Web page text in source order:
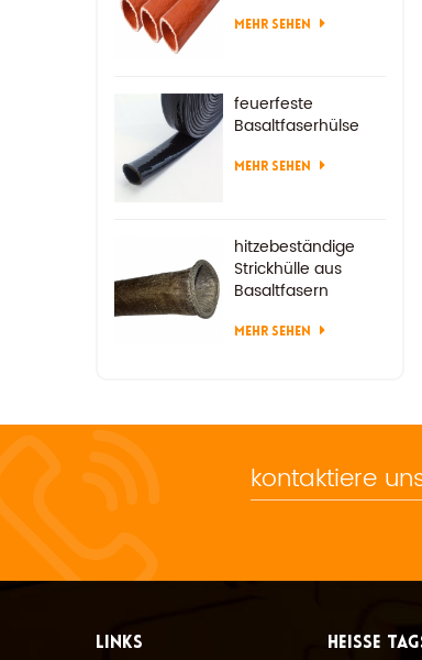
MEHR SEHEN
feuerfeste
Basaltfaserhülse
MEHR SEHEN
hitzebeständige
Strickhülle aus
Basaltfasern
MEHR SEHEN
kontaktiere
LINKS HEISSE TAGS